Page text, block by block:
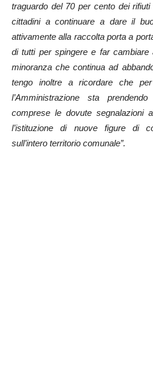
traguardo del 70 per cento dei
cittadini a continuare a dare il
attivamente alla raccolta porta a
di tutti per spingere e far cambiare
minoranza che continua ad
tengo inoltre a ricordare che
l’Amministrazione sta
comprese le dovute segnalazioni
l’istituzione di nuove figure di
sull’intero territorio comunale”.